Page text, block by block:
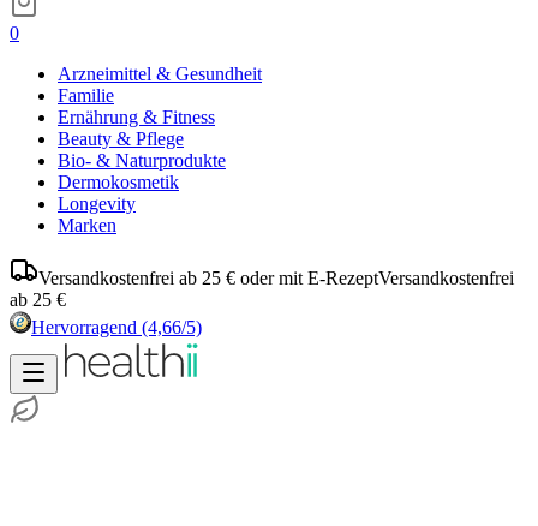
0
Arzneimittel & Gesundheit
Familie
Ernährung & Fitness
Beauty & Pflege
Bio- & Naturprodukte
Dermokosmetik
Longevity
Marken
Versandkostenfrei ab 25 € oder mit E-RezeptVersandkostenfrei
ab 25 €
Hervorragend (4,66/5)